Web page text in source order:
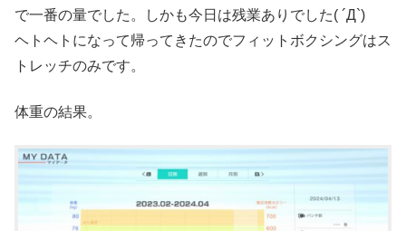
で一番の量でした。しかも今日は残業ありでした( ´Д`)
ヘトヘトになって帰ってきたのでフィットボクシングはス
トレッチのみです。
体重の結果。